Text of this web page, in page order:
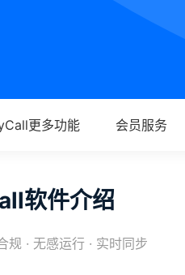
更多功能 会员服务
软件介绍
规 · 无感运行 · 实时同步